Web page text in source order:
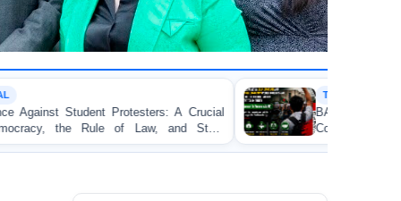
A Crucial
State
BANGLADESH ALERT: JMFB
Concern and Strongly Condemns Police Baton
on Peaceful College Student Protesters in Dhaka